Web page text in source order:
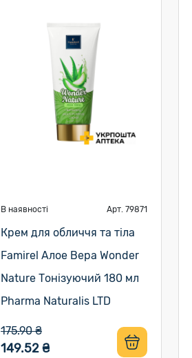
В наявності Арт. 79871
Крем для обличчя та тіла
Famirel Алое Вера Wonder
Nature Тонізуючий 180 мл
Pharma Naturalis LTD
175.90 ₴
149.52 ₴